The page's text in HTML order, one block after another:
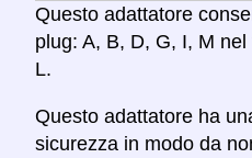
Questo adattatore
plug: A, B, D, G, I, M
L.
Questo adattatore ha
sicurezza in modo da